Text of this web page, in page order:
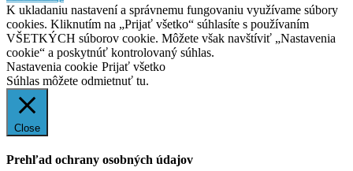
K ukladaniu nastavení a správnemu fungovaniu využívame súbory
cookies. Kliknutím na „Prijať všetko“ súhlasíte s používaním
VŠETKÝCH súborov cookie. Môžete však navštíviť „Nastavenia
cookie“ a poskytnúť kontrolovaný súhlas.
Nastavenia cookie Prijať všetko
Súhlas môžete odmietnuť tu.
Close
Prehľad ochrany osobných údajov